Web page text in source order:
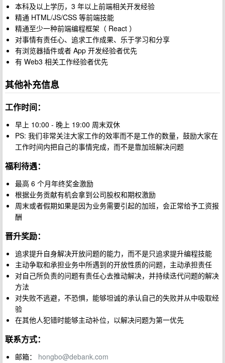
本科及以上学历，3 年以上前端相关开发经验
精通 HTML/JS/CSS 等前端技能
精通至少一种前端编程框架（ React ）
对事情有责任心、追求工作成果、乐于学习和分享
有浏览器插件或者 App 开发经验者优先
有 Web3 相关工作经验者优先
其他补充信息
工作时间：
早上 10:00 - 晚上 19:00 周末双休
PS: 我们非常关注大家工作的效率而不是工作的数量，鼓励大家在
工作时间内把自己的事情完成，而不是靠加班解决问题
福利待遇：
最高 6 个月年终奖金激励
根据业务贡献有机会拿到公司股权和期权激励
周末或者假期如果是因为业务需要引起的加班，会正常给予工资报
酬
晋升奖励：
追求提升自身解决开放问题的能力，而不是只追求提升编程技能
主动争取和承担业务中所遇到的开放性质的问题，主动承担责任
对自己所负责的问题有责任心去推动解决，并持续迭代问题的解决
方法
对失败不逃避，不恐惧，能够坦诚的承认自己的失败并从中吸取经
验
在其他人犯错时能够主动补位，以解决问题为第一优先
联系方式：
邮箱： hongbo@debank.com